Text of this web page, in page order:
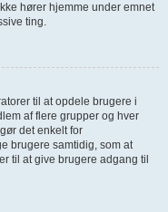
hører hjemme under emnet
ting.
til at opdele brugere i
af flere grupper og hver
det enkelt for
brugere samtidig, som at
til at give brugere adgang til